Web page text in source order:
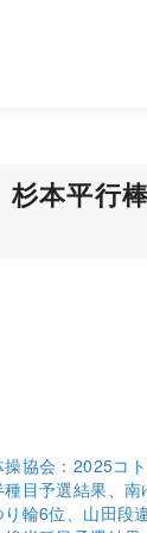
本平行
操協会：2025コ
目予選結果、南
輪6位、山田段